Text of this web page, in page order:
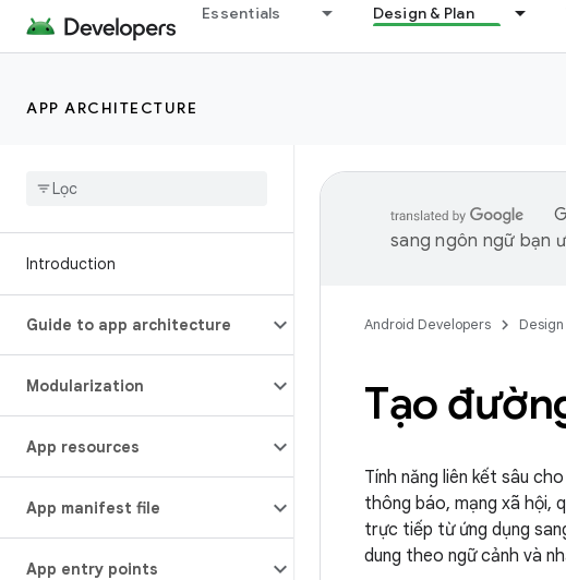
Essentials Design & Plan
APP ARCHITECTURE
Introduction
Guide to app architecture
Modularization
App resources
App manifest file
App entry points
sang ngôn ngữ bạn
Android Developers
Tạo
Tính năng liên kết sâu
thông báo, mạng xã hội,
trực tiếp từ ứng dụng
dung theo ngữ cảnh và